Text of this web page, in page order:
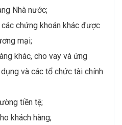
Nhà nước;
chứng khoán khác được
mại;
khác, cho vay và ứng
và các tổ chức tài chính
tiền tệ;
khách hàng;